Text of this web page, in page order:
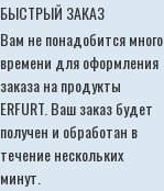
БЫСТРЫЙ ЗАКАЗ
Вам не понадобится много
времени для оформления
заказа на продукты
ERFURT. Ваш заказ будет
получен и обработан в
течение нескольких
минут.